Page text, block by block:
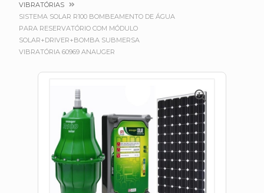
VIBRATÓRIAS
SISTEMA SOLAR R100 BOMBEAMENTO DE ÁGUA
PARA RESERVATÓRIO COM MÓDULO
SOLAR+DRIVER+BOMBA SUBMERSA
VIBRATÓRIA 60969 ANAUGER